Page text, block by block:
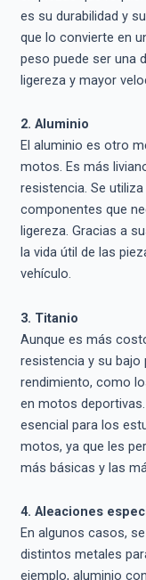
es su durabilidad y
que lo convierte en
peso puede ser una
ligereza y mayor
2. Aluminio
El aluminio es otro
motos. Es más
resistencia. Se
componentes que
ligereza. Gracias a
la vida útil de las
vehículo.
3. Titanio
Aunque es más
resistencia y su bajo
rendimiento, como
en motos
esencial para los
motos, ya que les
más básicas y las
4. Aleaciones
En algunos casos,
distintos metales
ejemplo, aluminio